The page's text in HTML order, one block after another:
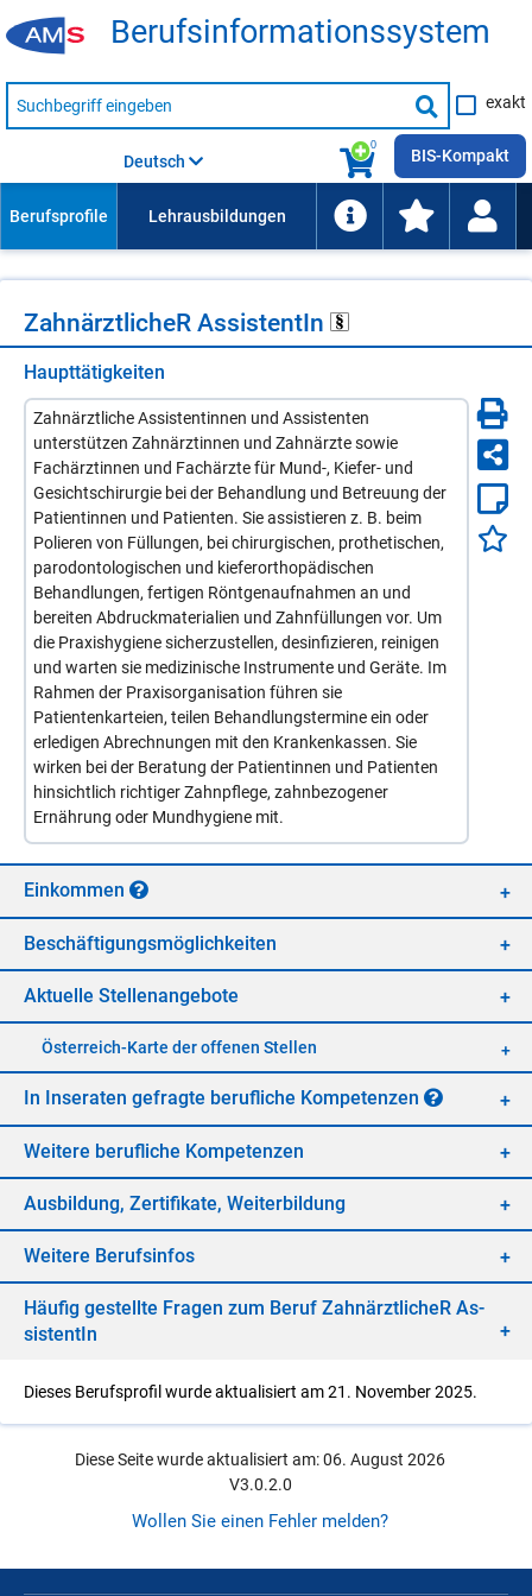
Be­rufs­in­for­ma­ti­ons­sys­tem
Suche
nach
Suche
starten
exakt
0
Deutsch BIS-Kompakt
Zahn­ärzt­li­cheR As­sis­ten­tIn
Haupttätigkeiten
Zahnärztliche Assistentinnen und Assistenten
unterstützen Zahnärztinnen und Zahnärzte sowie
Fachärztinnen und Fachärzte für Mund-, Kiefer- und
Gesichtschirurgie bei der Behandlung und Betreuung der
Patientinnen und Patienten. Sie assistieren z. B. beim
Polieren von Füllungen, bei chirurgischen, prothetischen,
parodontologischen und kieferorthopädischen
Behandlungen, fertigen Röntgenaufnahmen an und
bereiten Abdruckmaterialien und Zahnfüllungen vor. Um
die Praxishygiene sicherzustellen, desinfizieren, reinigen
und warten sie medizinische Instrumente und Geräte. Im
Rahmen der Praxisorganisation führen sie
Patientenkarteien, teilen Behandlungstermine ein oder
erledigen Abrechnungen mit den Krankenkassen. Sie
wirken bei der Beratung der Patientinnen und Patienten
hinsichtlich richtiger Zahnpflege, zahnbezogener
Ernährung oder Mundhygiene mit.
Ein­kom­men
Be­schäf­ti­gungs­mög­lich­kei­ten
Ak­tu­el­le Stel­len­an­ge­bo­te
Öster­reich-Kar­te der of­fe­nen Stel­len
In In­se­ra­ten ge­frag­te be­ruf­li­che Kom­pe­ten­zen
Wei­te­re be­ruf­li­che Kom­pe­ten­zen
Aus­bil­dung, Zer­ti­fi­ka­te, Wei­ter­bil­dung
Wei­te­re Be­rufs­in­fos
Häu­fig ge­stell­te Fra­gen zum Be­ruf Zahn­ärzt­li­cheR As­
sis­ten­tIn
Dieses Berufsprofil wurde aktualisiert am 21. November 2025.
Diese Seite wurde aktualisiert am: 06. August 2026
V3.0.2.0
Wollen Sie einen Fehler melden?